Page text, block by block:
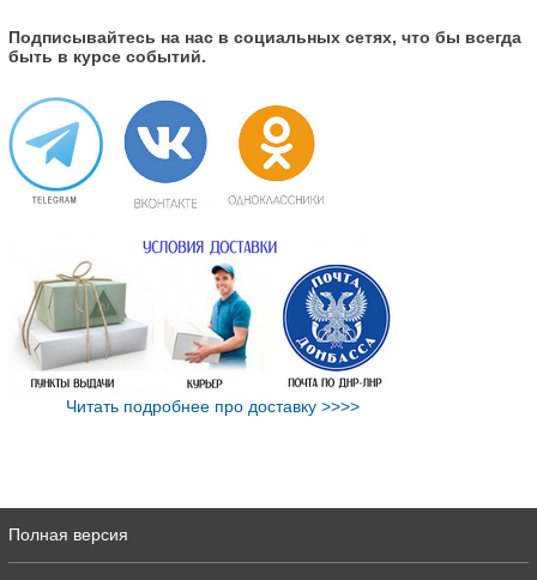
Подписывайтесь на нас в социальных сетях, что бы всегда
быть в курсе событий.
Читать подробнее про доставку >>>>
Полная версия